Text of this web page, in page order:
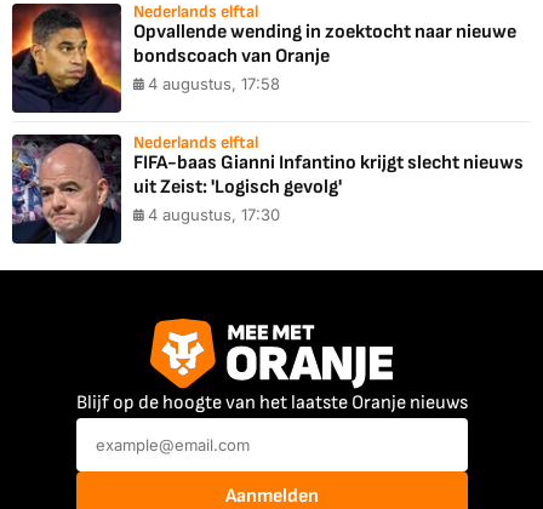
Nederlands elftal
Opvallende wending in zoektocht naar nieuwe
bondscoach van Oranje
4 augustus, 17:58
Nederlands elftal
FIFA-baas Gianni Infantino krijgt slecht nieuws
uit Zeist: 'Logisch gevolg'
4 augustus, 17:30
Blijf op de hoogte van het laatste Oranje nieuws
Aanmelden